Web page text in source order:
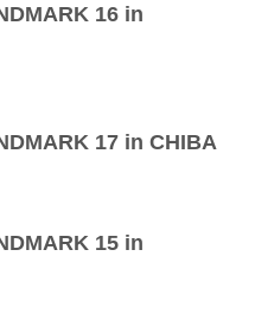
16 in
17 in CHIBA
15 in